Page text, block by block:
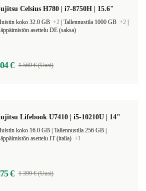
Celsius H780 | i7-8750H | 15.6"
koko 32.0 GB +2 Tallennustila 1000 GB +2
asettelu DE (saksa)
€ 1 569 € (Uusi)
Lifebook U7410 | i5-10210U | 14"
asettelu IT (italia) +1
€ 1 399 € (Uusi)